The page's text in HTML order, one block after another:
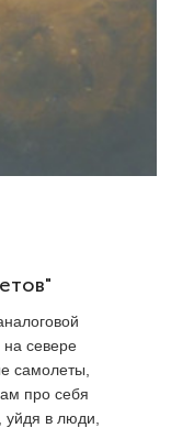
севере
самолеты,
про себя
уйдя в люди,